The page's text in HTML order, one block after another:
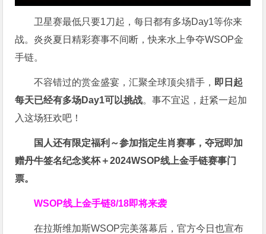
卫星赛最低只要1刀起，每日都有多场Day1等你来
战。炎炎夏日精彩赛事不间断，快来水上争夺WSOP金
手链。
不容错过的赏金盛宴，汇聚全球顶尖猎手， 即日起
每天已经有多场Day1可以挑战。事不宜迟，赶紧一起加
入这场狂欢吧！
国人还有限定福利～参加指定生肖赛事，夺冠即加
赠丹牛签名纪念奖杯＋2024WSOP线上金手链赛事门
票。
WSOP线上金手链8/18即将来袭
在拉斯维加斯WSOP完美落幕后，官方今日也宣布